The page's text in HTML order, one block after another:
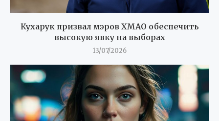
Кухарук призвал мэров ХМАО обеспечить
высокую явку на выборах
13/07/2026